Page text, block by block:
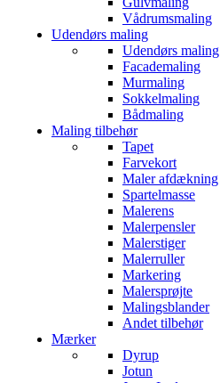
Vådrumsmaling
Udendørs maling
Udendørs maling
Facademaling
Murmaling
Sokkelmaling
Bådmaling
Maling tilbehør
Tapet
Farvekort
Maler afdækning
Spartelmasse
Malerens
Malerpensler
Malerstiger
Malerruller
Markering
Malersprøjte
Malingsblander
Andet tilbehør
Mærker
Dyrup
Jotun